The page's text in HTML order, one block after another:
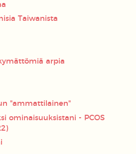
Taiwanista
arpia
"ammattilainen"
ominaisuuksistani - PCOS